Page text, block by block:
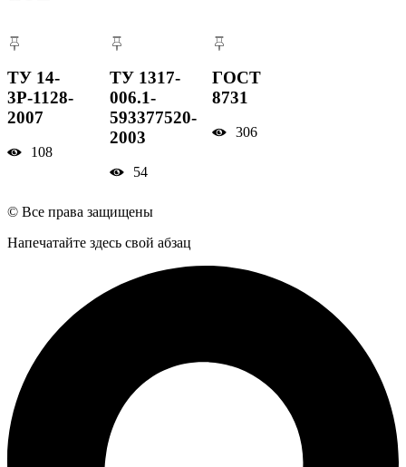
ТУ 14-
3Р-1128-
2007
108
ТУ 1317-
006.1-
593377520-
2003
54
ГОСТ
8731
306
© Все права защищены
Напечатайте здесь свой абзац